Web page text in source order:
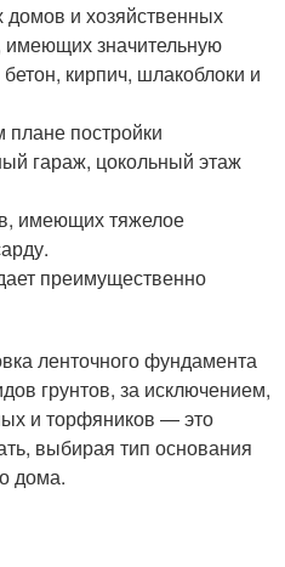
и хозяйственных
имеющих значительную
кирпич, шлакоблоки и
плане постройки
гараж, цокольный этаж
имеющих тяжелое
преимущественно
ленточного фундамента
грунтов, за исключением,
и торфяников — это
выбирая тип основания
дома.